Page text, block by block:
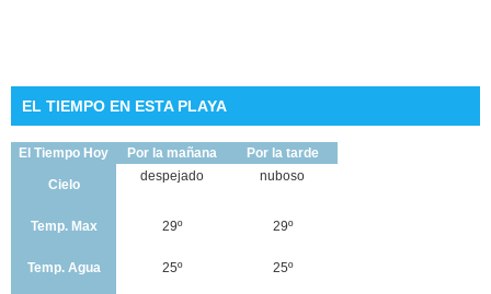
EL TIEMPO EN ESTA PLAYA
El Tiempo Hoy Por la mañana Por la tarde
Cielo
despejado nuboso
Temp. Max 29º 29º
Temp. Agua 25º 25º